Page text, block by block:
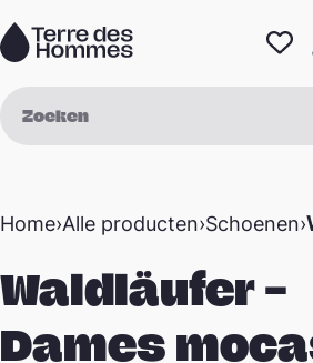
Home›Alle producten›Schoenen›
Waldläufer –
Dames